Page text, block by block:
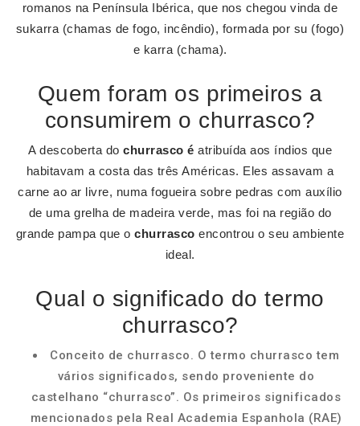
romanos na Península Ibérica, que nos chegou vinda de
sukarra (chamas de fogo, incêndio), formada por su (fogo)
e karra (chama).
Quem foram os primeiros a
consumirem o churrasco?
A descoberta do churrasco é atribuída aos índios que
habitavam a costa das três Américas. Eles assavam a
carne ao ar livre, numa fogueira sobre pedras com auxílio
de uma grelha de madeira verde, mas foi na região do
grande pampa que ochurrasco encontrou o seu ambiente
ideal.
Qual o significado do termo
churrasco?
Conceito de churrasco. O termo churrasco tem
vários significados, sendo proveniente do
castelhano “churrasco”. Os primeiros significados
mencionados pela Real Academia Espanhola (RAE)